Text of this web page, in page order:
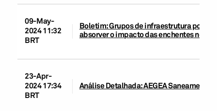
09-May-
2024 11:32
BRT
Boletim: Grupos de infraestrutura
absorver o impacto das enchentes no
23-Apr-
2024 17:34
BRT
Análise Detalhada: AEGEA Saneamento